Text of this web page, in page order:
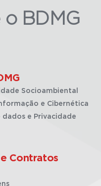
o BDMG
Socioambiental
e Cibernética
dados e Privacidade
Contratos